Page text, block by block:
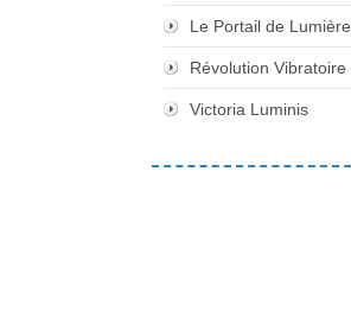
Le Portail de Lumière
Révolution Vibratoire
Victoria Luminis